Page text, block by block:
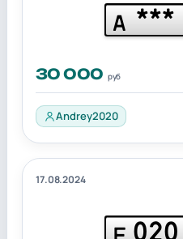
А ***
30 000 руб
Andrey2020
17.08.2024
020